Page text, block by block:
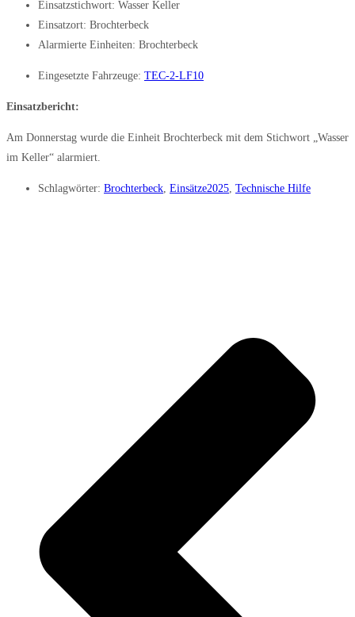
Einsatzstichwort: Wasser Keller
Einsatzort: Brochterbeck
Alarmierte Einheiten: Brochterbeck
Eingesetzte Fahrzeuge: TEC-2-LF10
Einsatzbericht:
Am Donnerstag wurde die Einheit Brochterbeck mit dem Stichwort „Wasser
im Keller“ alarmiert.
Schlagwörter: Brochterbeck, Einsätze2025, Technische Hilfe